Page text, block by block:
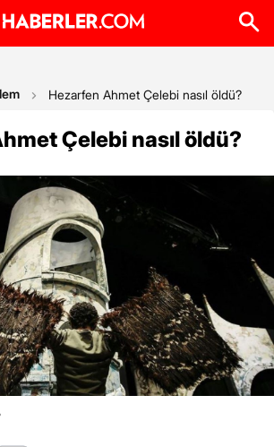
Hezarfen Ahmet Çelebi nasıl öldü?
Çelebi nasıl öldü?